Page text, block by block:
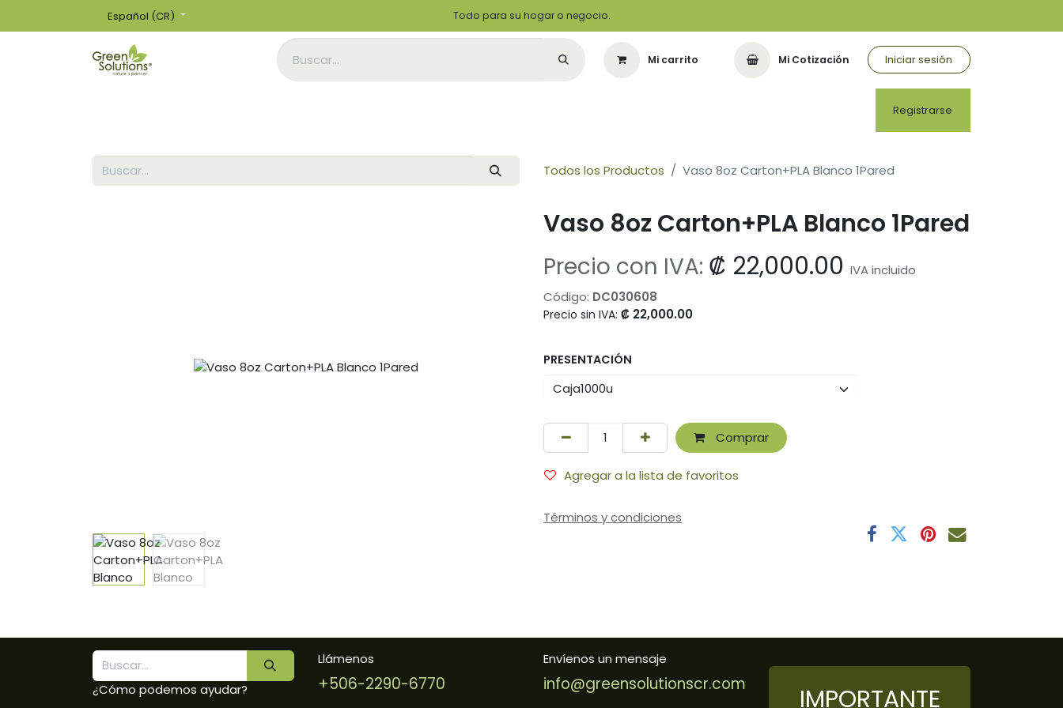
Español (CR) Todo para su hogar o negocio.
Mi carrito Mi Cotización Iniciar sesión
Registrarse
Todos los Productos Vaso 8oz Carton+PLA Blanco 1Pared
Vaso 8oz Carton+PLA Blanco 1Pared
Precio con IVA: ₡ 22,000.00 IVA incluido
Código: DC030608
Precio sin IVA: ₡ 22,000.00
PRESENTACIÓN
Comprar
Agregar a la lista de favoritos
Términos y condiciones
¿Cómo podemos ayudar?
Llámenos
+506-2290-6770
Envíenos un mensaje
info@greensolutionscr.com IMPORTANTE